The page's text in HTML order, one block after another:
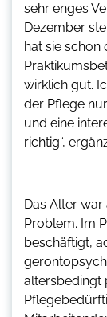
sehr enges
Dezember
hat sie schon
wirklich gut.
der Pflege
und eine
richtig“,
Das Alter
Problem. Im
beschäftigt,
altersbedingt